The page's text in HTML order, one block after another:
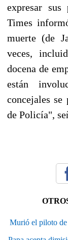
expresar sus
Times
muerte (de
veces,
docena de
están
concejales se
de Policía",
Murió el piloto de